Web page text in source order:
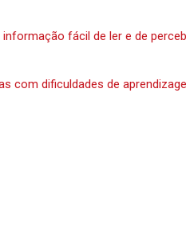
fácil de ler e de
com dificuldades de